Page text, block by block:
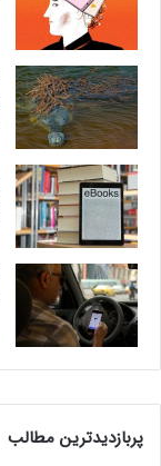
پربازدیدترین مطالب